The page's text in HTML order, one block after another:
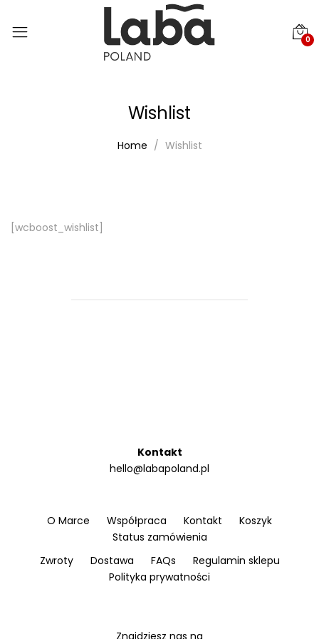
0
Wishlist
Home Wishlist
[wcboost_wishlist]
Kontakt
hello@labapoland.pl
O Marce Współpraca Kontakt
Koszyk
Status zamówienia
Zwroty
Dostawa FAQs
Regulamin sklepu
Polityka prywatności
Znajdziesz nas na